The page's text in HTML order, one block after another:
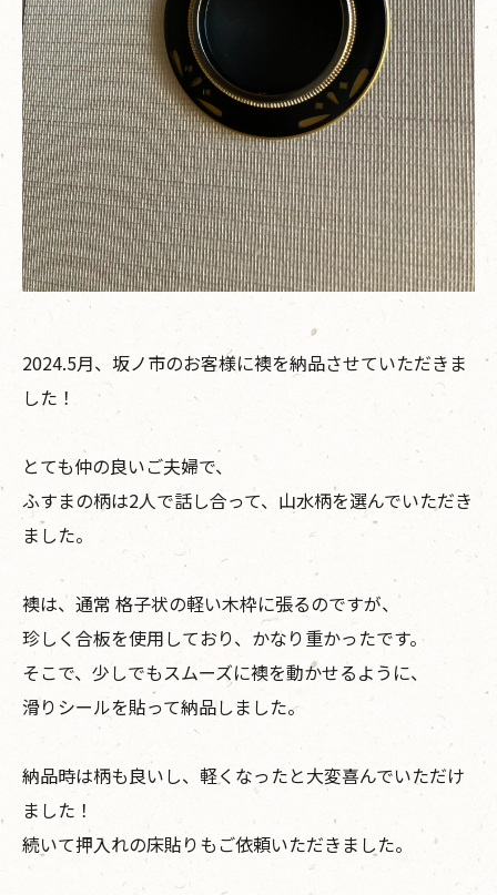
2024.5月、坂ノ市のお客様に襖を納品させていただきま
した！
とても仲の良いご夫婦で、
ふすまの柄は2人で話し合って、山水柄を選んでいただき
ました。
襖は、通常 格子状の軽い木枠に張るのですが、
珍しく合板を使用しており、かなり重かったです。
そこで、少しでもスムーズに襖を動かせるように、
滑りシールを貼って納品しました。
納品時は柄も良いし、軽くなったと大変喜んでいただけ
ました！
続いて押入れの床貼りもご依頼いただきました。